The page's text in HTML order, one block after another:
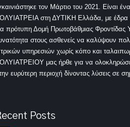
τον Μάρτιο του 2021. Είναι
στη ΔΥΤΙΚΗ Ελλάδα, με έδρα
πρότυπη Δομή Πρωτοβάθμιας Φροντίδας
στους ασθενείς να καλύψουν
υπηρεσιών χωρίς κόπο και
μας ήρθε για να
ευρύτερη περιοχή δίνοντας λύσεις σε
Posts